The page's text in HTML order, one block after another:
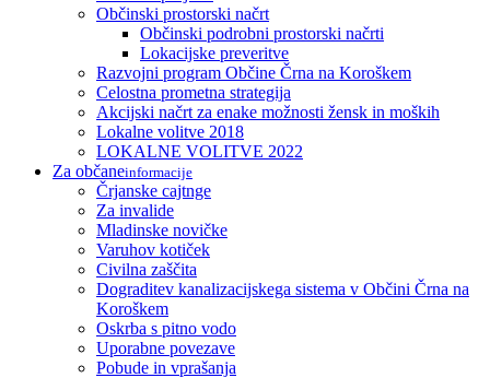
Občinski prostorski načrt
Občinski podrobni prostorski načrti
Lokacijske preveritve
Razvojni program Občine Črna na Koroškem
Celostna prometna strategija
Akcijski načrt za enake možnosti žensk in moških
Lokalne volitve 2018
LOKALNE VOLITVE 2022
Za občaneinformacije
Črjanske cajtnge
Za invalide
Mladinske novičke
Varuhov kotiček
Civilna zaščita
Dograditev kanalizacijskega sistema v Občini Črna na
Koroškem
Oskrba s pitno vodo
Uporabne povezave
Pobude in vprašanja